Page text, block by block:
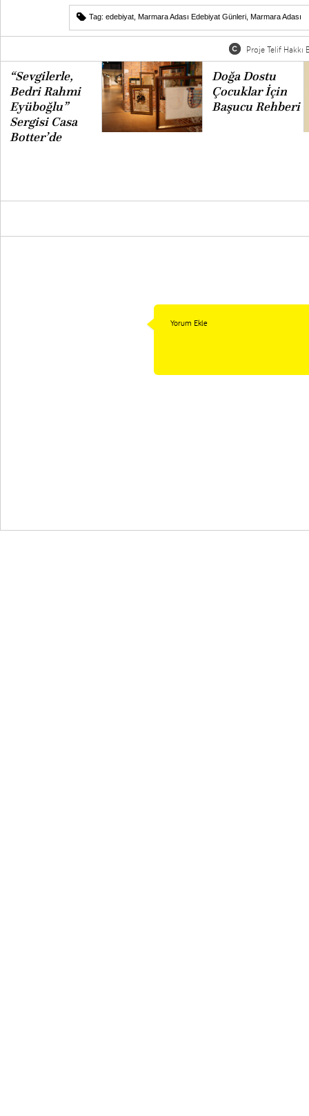
Tag: edebiyat Marmara Adası Edebiyat Günleri Marmara Adası
Proje Telif Hakkı
“Sevgilerle,
Bedri Rahmi
Eyüboğlu”
Sergisi Casa
Botter’de
Doğa Dostu
Çocuklar İçin
Başucu Rehberi